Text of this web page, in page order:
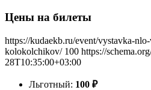
Цены на билеты
https://kudaekb.ru/event/vystavka-
kolokolchikov/ 100 https://
28T10:35:00+03:00
Льготный: 100 ₽